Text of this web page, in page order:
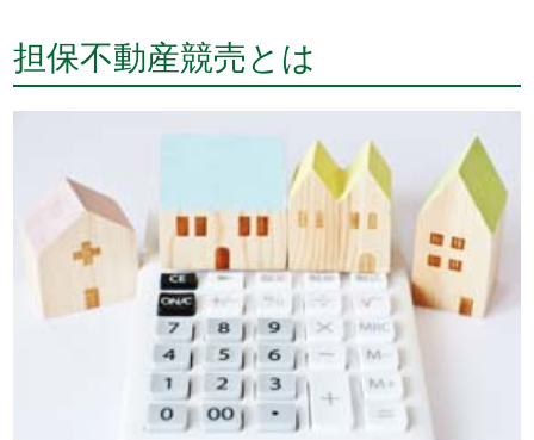
担保不動産競売とは